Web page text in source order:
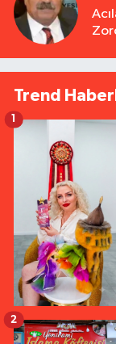
Trend
1
2